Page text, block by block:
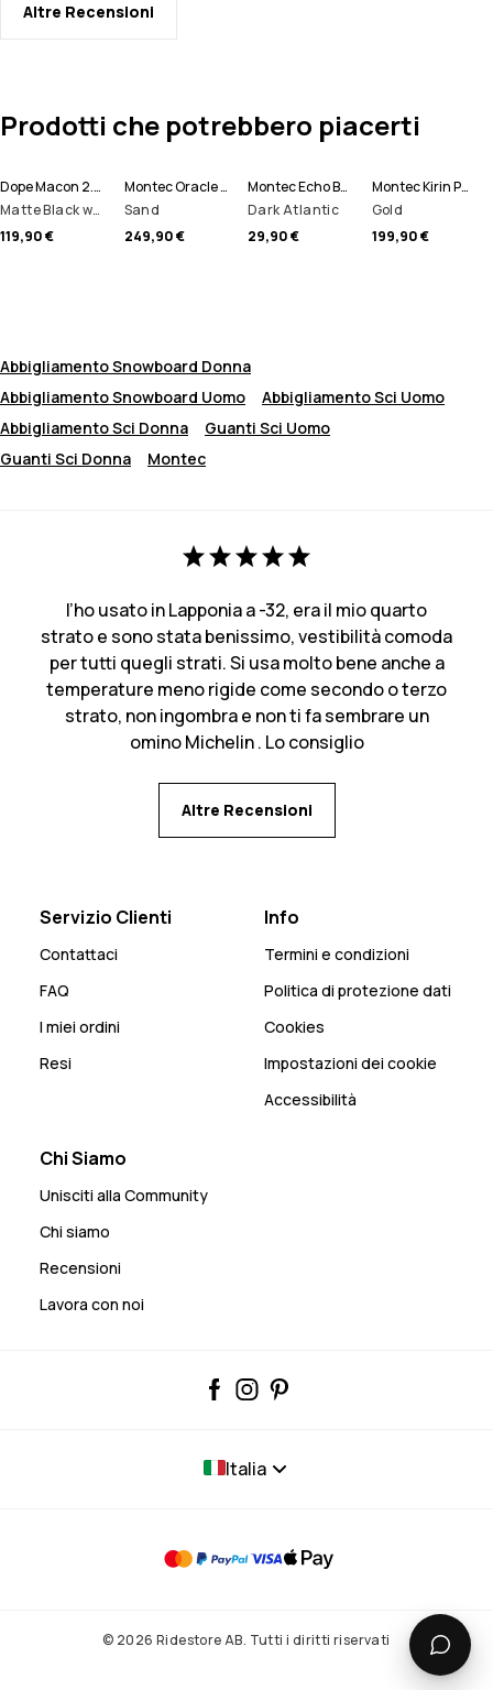
Altre Recensioni
Prodotti che potrebbero piacerti
Dope Macon 2.0 Casco Sci
Matte Black w/ Black
119,90 €
Montec Oracle Giacca Sci Uomo
Sand
249,90 €
Montec Echo Berretto
Dark Atlantic
29,90 €
Montec Kirin Pantaloni Sci Uomo
Gold
199,90 €
Abbigliamento Snowboard Donna
Abbigliamento Snowboard Uomo
Abbigliamento Sci Uomo
Abbigliamento Sci Donna
Guanti Sci Uomo
Guanti Sci Donna
Montec
l’ho usato in Lapponia a -32, era il mio quarto
strato e sono stata benissimo, vestibilità comoda
per tutti quegli strati. Si usa molto bene anche a
temperature meno rigide come secondo o terzo
strato, non ingombra e non ti fa sembrare un
omino Michelin . Lo consiglio
Altre Recensioni
Servizio Clienti
Contattaci
FAQ
I miei ordini
Resi
Info
Termini e condizioni
Politica di protezione dati
Cookies
Impostazioni dei cookie
Accessibilità
Chi Siamo
Unisciti alla Community
Chi siamo
Recensioni
Lavora con noi
Italia
© 2026 Ridestore AB. Tutti i diritti riservati